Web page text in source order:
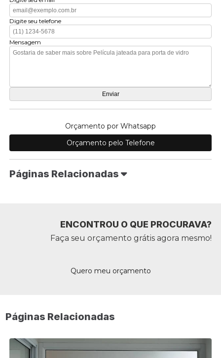
Digite seu telefone
Mensagem
Orçamento por Whatsapp
Orçamento pelo Telefone
Páginas Relacionadas
ENCONTROU O QUE PROCURAVA?
Faça seu orçamento grátis agora mesmo!
Quero meu orçamento
Páginas Relacionadas